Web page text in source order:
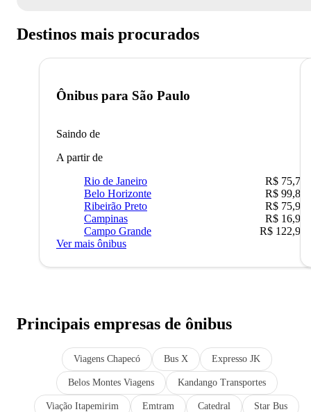
Destinos mais procurados
Ônibus para São Paulo
Saindo de
A partir de
Rio de Janeiro
R$ 75,77
Belo Horizonte
R$ 99,89
Ribeirão Preto
R$ 75,90
Campinas
R$ 16,90
Campo Grande
R$ 122,90
Ver mais ônibus
Principais empresas de ônibus
Viagens Chapecó Bus X Expresso JK
Belos Montes Viagens Kandango Transportes
Viação Itapemirim Emtram Catedral Star Bus